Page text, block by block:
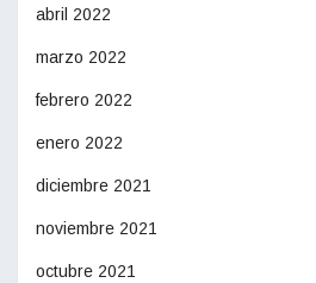
abril 2022
marzo 2022
febrero 2022
enero 2022
diciembre 2021
noviembre 2021
octubre 2021